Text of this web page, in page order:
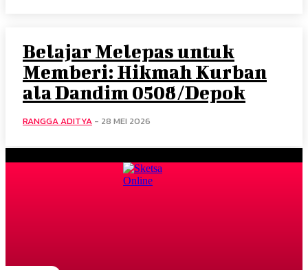
Belajar Melepas untuk
Memberi: Hikmah Kurban
ala Dandim 0508/Depok
RANGGA ADITYA - 28 MEI 2026